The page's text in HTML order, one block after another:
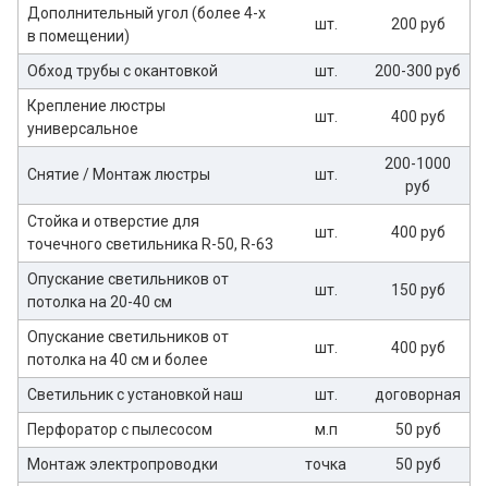
Дополнительный угол (более 4-х
в помещении)
шт. 200 руб
Обход трубы с окантовкой шт.
200-300 руб
Крепление люстры
универсальное
шт. 400 руб
Снятие / Монтаж люстры шт.
200-1000
руб
Стойка и отверстие для
точечного светильника R-50, R-63
шт. 400 руб
Опускание светильников от
потолка на 20-40 см
шт. 150 руб
Опускание светильников от
потолка на 40 см и более
шт. 400 руб
Светильник с установкой наш шт.
договорная
Перфоратор с пылесосом
м.п
50 руб
Монтаж электропроводки
точка
50 руб